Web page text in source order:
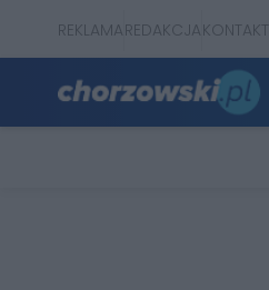
REKLAMAREDAKCJAKONTAKT